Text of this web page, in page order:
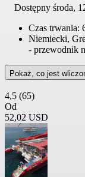
Dostępny środa,
Czas trwania:
Niemiecki,
- przewodnik
Pokaż, co jest
4,5 (65)
Od
52,02 USD